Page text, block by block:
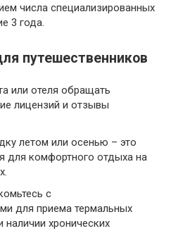
числа специализированных
3 года.
путешественников
или отеля обращать
лицензий и отзывы
летом или осенью – это
для комфортного отдыха на
с
для приема термальных
наличии хронических